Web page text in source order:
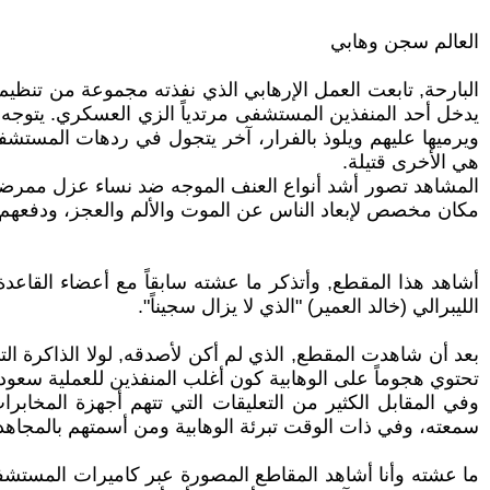
العالم سجن وهابي
البارحة, تابعت العمل الإرهابي الذي نفذته مجموعة من
يدخل أحد المنفذين المستشفى مرتدياً الزي العسكري.
ويرميها عليهم ويلوذ بالفرار، آخر يتجول في ردهات
هي الأخرى قتيلة.
المشاهد تصور أشد أنواع العنف الموجه ضد نساء عزل
مكان مخصص لإبعاد الناس عن الموت والألم والعجز، ودفعهم
الليبرالي (خالد العمير) "الذي لا يزال سجيناً".
بعد أن شاهدت المقطع, الذي لم أكن لأصدقه, لولا الذاكرة
تحتوي هجوماً على الوهابية كون أغلب المنفذين للعملية
وفي المقابل الكثير من التعليقات التي تتهم أجهزة
سمعته، وفي ذات الوقت تبرئة الوهابية ومن أسمتهم
ما عشته وأنا أشاهد المقاطع المصورة عبر كاميرات